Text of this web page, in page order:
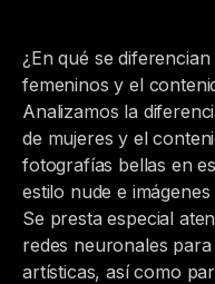
¿En qué se
femeninos y el
Analizamos la
de mujeres y el
fotografías bellas en
estilo nude e
Se presta especial
redes neuronales
artísticas, así como